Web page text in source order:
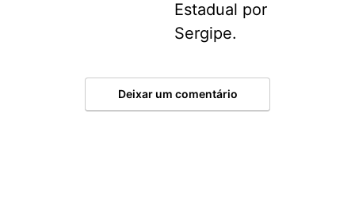
Estadual por
Sergipe.
Deixar um comentário